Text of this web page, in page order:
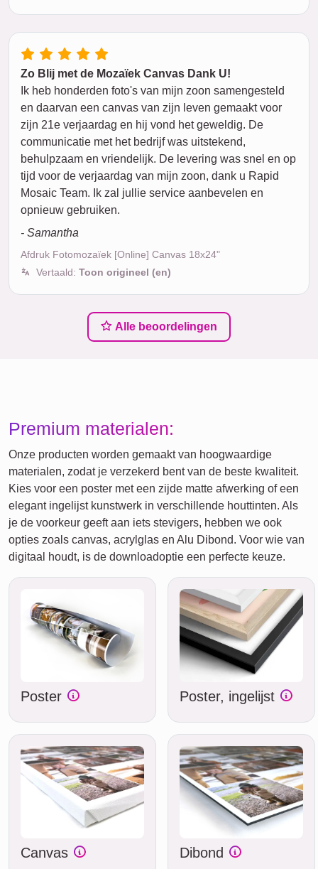
Zo Blij met de Mozaïek Canvas Dank U!
Ik heb honderden foto's van mijn zoon samengesteld
en daarvan een canvas van zijn leven gemaakt voor
zijn 21e verjaardag en hij vond het geweldig. De
communicatie met het bedrijf was uitstekend,
behulpzaam en vriendelijk. De levering was snel en op
tijd voor de verjaardag van mijn zoon, dank u Rapid
Mosaic Team. Ik zal jullie service aanbevelen en
opnieuw gebruiken.
- Samantha
Afdruk Fotomozaïek [Online] Canvas 18x24"
Vertaald: Toon origineel (en)
Alle beoordelingen
Premium materialen:
Onze producten worden gemaakt van hoogwaardige
materialen, zodat je verzekerd bent van de beste kwaliteit.
Kies voor een poster met een zijde matte afwerking of een
elegant ingelijst kunstwerk in verschillende houttinten. Als
je de voorkeur geeft aan iets stevigers, hebben we ook
opties zoals canvas, acrylglas en Alu Dibond. Voor wie van
digitaal houdt, is de downloadoptie een perfecte keuze.
Poster Poster, ingelijst
Canvas Dibond